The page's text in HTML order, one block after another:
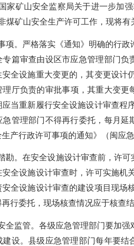
家矿山安全监察局关于进一步加
煤矿山安全生产许可工作，现将有
项。 严格落实《通知》明确的行
篇审查由设区市应急管理部门
全设施重大变更的，其变更设计
理厅负责的审批事项，其重大变更
当重新履行安全设施设计审查
管理部门不得再行委托， 每月延
产行政许可事项的通知》（闽应急
勘。在安全设施设计审查前，许
全设施设计审查时，许可实施机
全设施设计审查的建设项目现场
行委托，现场核查情况应于核查
全监管。各级应急管理部门要加强
设。县级应急管理部门每年要